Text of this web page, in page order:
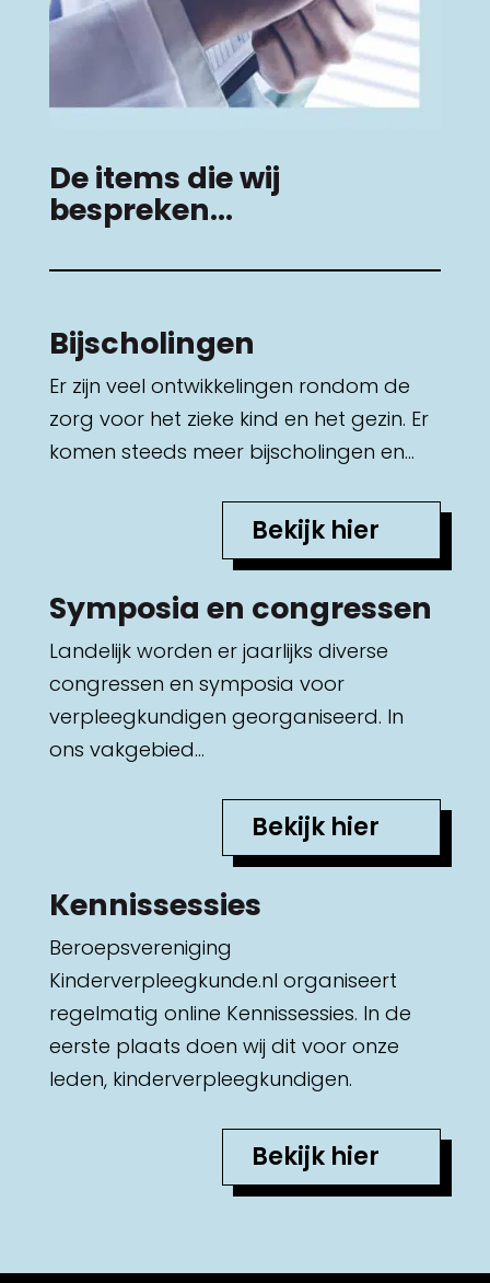
De items die wij
bespreken…
Bijscholingen
Er zijn veel ontwikkelingen rondom de
zorg voor het zieke kind en het gezin. Er
komen steeds meer bijscholingen en…
Bekijk hier
Symposia en congressen
Landelijk worden er jaarlijks diverse
congressen en symposia voor
verpleegkundigen georganiseerd. In
ons vakgebied…
Bekijk hier
Kennissessies
Beroepsvereniging
Kinderverpleegkunde.nl organiseert
regelmatig online Kennissessies. In de
eerste plaats doen wij dit voor onze
leden, kinderverpleegkundigen.
Bekijk hier